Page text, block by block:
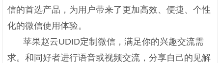
信的首选产品，为用户带来了更加高效、便捷、个性
化的微信使用体验。
苹果赵云UDID定制微信，满足你的兴趣交流需
求。和同好者进行语音或视频交流，分享自己的见解